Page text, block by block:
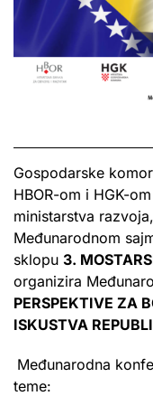
Gospodarske
HBOR-om i HGK-
ministarstva
Međunarodnom
sklopu 3.
organizira
PERSPEKTIVE ZA
ISKUSTVA
Međunarodna
teme: